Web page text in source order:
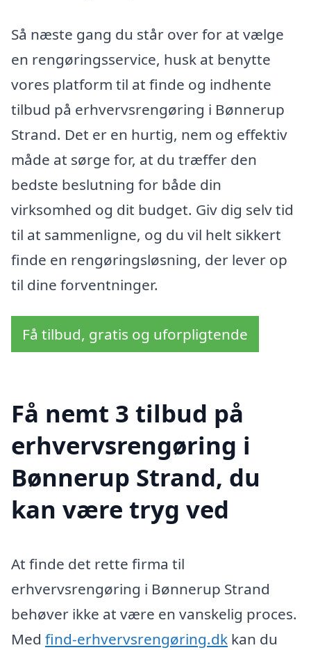
Så næste gang du står over for at vælge
en rengøringsservice, husk at benytte
vores platform til at finde og indhente
tilbud på erhvervsrengøring i Bønnerup
Strand. Det er en hurtig, nem og effektiv
måde at sørge for, at du træffer den
bedste beslutning for både din
virksomhed og dit budget. Giv dig selv tid
til at sammenligne, og du vil helt sikkert
finde en rengøringsløsning, der lever op
til dine forventninger.
Få tilbud, gratis og uforpligtende
Få nemt 3 tilbud på
erhvervsrengøring i
Bønnerup Strand, du
kan være tryg ved
At finde det rette firma til
erhvervsrengøring i Bønnerup Strand
behøver ikke at være en vanskelig proces.
Med find-erhvervsrengøring.dk kan du